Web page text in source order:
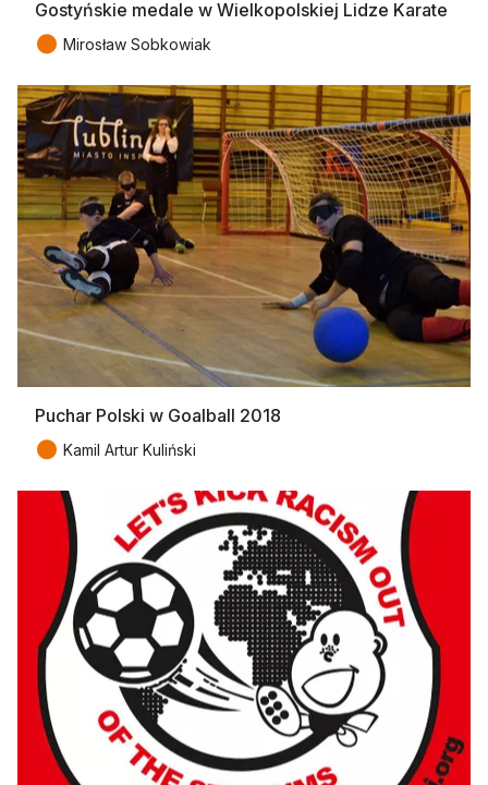
Gostyńskie medale w Wielkopolskiej Lidze Karate
● Mirosław Sobkowiak
Puchar Polski w Goalball 2018
● Kamil Artur Kuliński